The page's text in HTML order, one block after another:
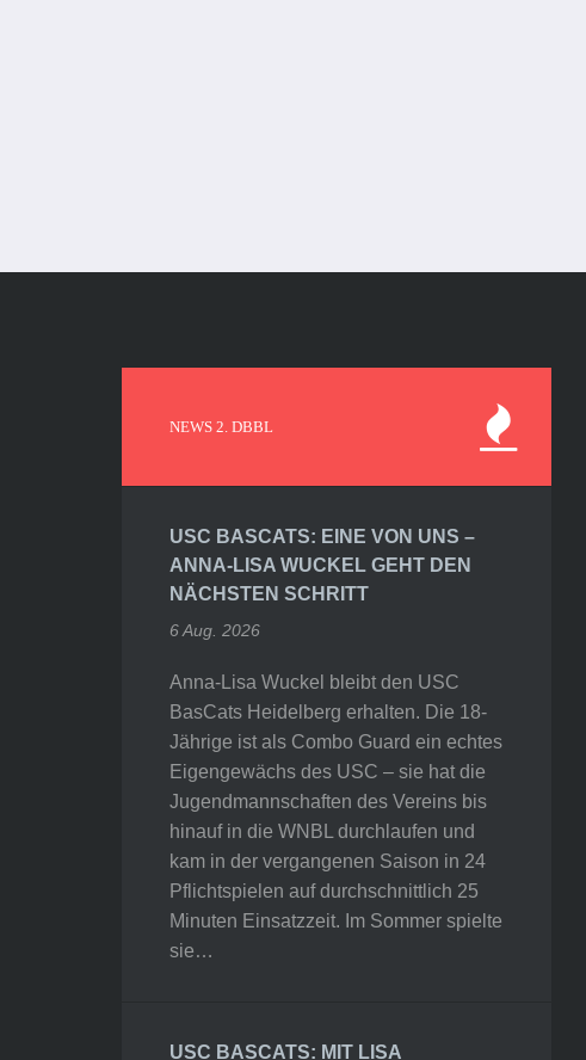
NEWS 2. DBBL
USC BASCATS: EINE VON UNS –
ANNA-LISA WUCKEL GEHT DEN
NÄCHSTEN SCHRITT
6 Aug. 2026
Anna-Lisa Wuckel bleibt den USC
BasCats Heidelberg erhalten. Die 18-
Jährige ist als Combo Guard ein echtes
Eigengewächs des USC – sie hat die
Jugendmannschaften des Vereins bis
hinauf in die WNBL durchlaufen und
kam in der vergangenen Saison in 24
Pflichtspielen auf durchschnittlich 25
Minuten Einsatzzeit. Im Sommer spielte
sie…
USC BASCATS: MIT LISA